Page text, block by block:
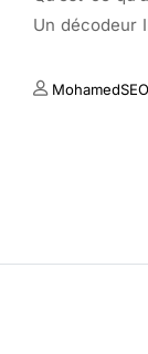
Un décodeur
MohamedSEO